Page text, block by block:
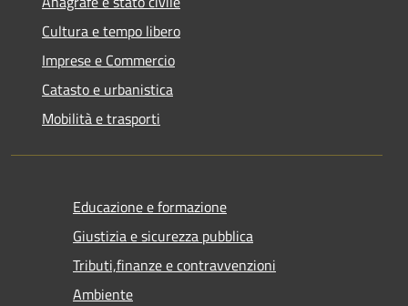
Cultura e tempo libero
Imprese e Commercio
Catasto e urbanistica
Mobilità e trasporti
Educazione e formazione
Giustizia e sicurezza pubblica
Tributi,finanze e contravvenzioni
Ambiente